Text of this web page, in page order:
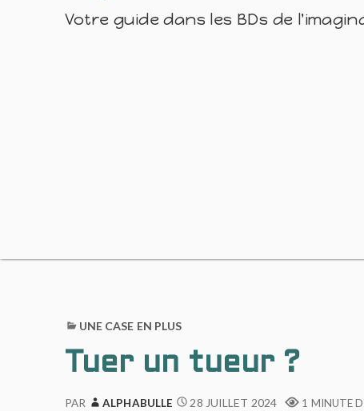
Votre guide dans les BDs de
UNE CASE EN PLUS
Tuer un tueur ?
PAR ALPHABULLE 28 JUILLET 2024 1 MINUTE